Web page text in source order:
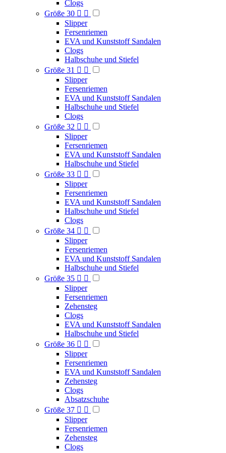
Clogs
Größe 30  
Slipper
Fersenriemen
EVA und Kunststoff Sandalen
Clogs
Halbschuhe und Stiefel
Größe 31  
Slipper
Fersenriemen
EVA und Kunststoff Sandalen
Halbschuhe und Stiefel
Clogs
Größe 32  
Slipper
Fersenriemen
EVA und Kunststoff Sandalen
Halbschuhe und Stiefel
Größe 33  
Slipper
Fersenriemen
EVA und Kunststoff Sandalen
Halbschuhe und Stiefel
Clogs
Größe 34  
Slipper
Fersenriemen
EVA und Kunststoff Sandalen
Halbschuhe und Stiefel
Größe 35  
Slipper
Fersenriemen
Zehensteg
Clogs
EVA und Kunststoff Sandalen
Halbschuhe und Stiefel
Größe 36  
Slipper
Fersenriemen
EVA und Kunststoff Sandalen
Zehensteg
Clogs
Absatzschuhe
Größe 37  
Slipper
Fersenriemen
Zehensteg
Clogs